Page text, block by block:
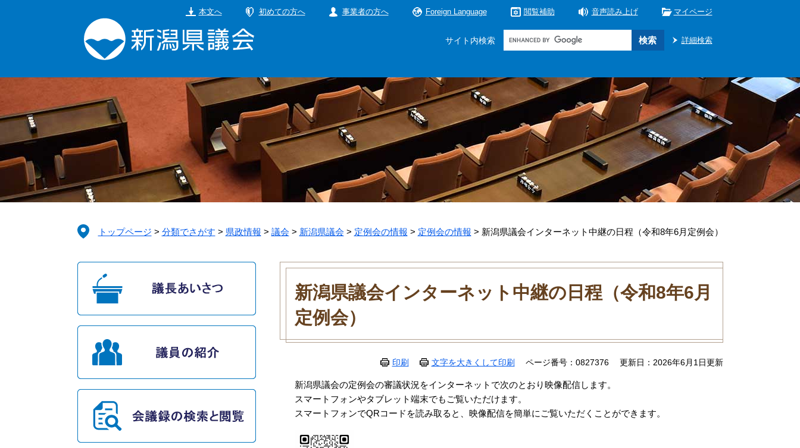
頭
飛
て
へ
本文へ 初めての方へ 事業者の方へ Foreign Language 閲覧補助 音声読み上げ マイページ
サイト内検索
Google
ム
索
詳細検索
トップページ > 分類でさがす > 県政情報 > 議会 > 新潟県議会 > 定例会の情報 > 定例会の情報 > 新潟県議会インターネット中継の日程（令和8年6月定例会）
本
新潟県議会インターネット中継の日程（令和8年6月
定例会）
印刷 文字を大きくして印刷 ページ番号：0827376 更新日：2026年6月1日更新
新潟県議会の定例会の審議状況をインターネットで次のとおり映像配信します。
スマートフォンやタブレット端末でもご覧いただけます。
スマートフォンでQRコードを読み取ると、映像配信を簡単にご覧いただくことができます。